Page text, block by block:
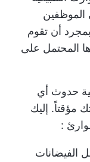
الموظفين
أن تقوم
المحتمل على
حدوث أي
إليك
:
الفيضانات